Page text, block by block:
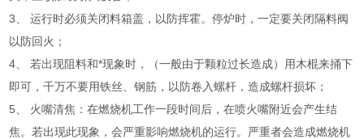
3、 运行时必须关闭料箱盖，以防挥霍。停炉时，一定要关闭隔料阀
以防回火；
4、 若出现阻料和*现象时，（一般由于颗粒过长造成）用木棍来捅下
即可，千万不要用铁丝、钢筋，以防卷入螺杆，造成螺杆损坏；
5、 火嘴清焦：在燃烧机工作一段时间后，在喷火嘴附近会产生结
焦。若出现此现象，会严重影响燃烧机的运行。严重者会造成燃烧机